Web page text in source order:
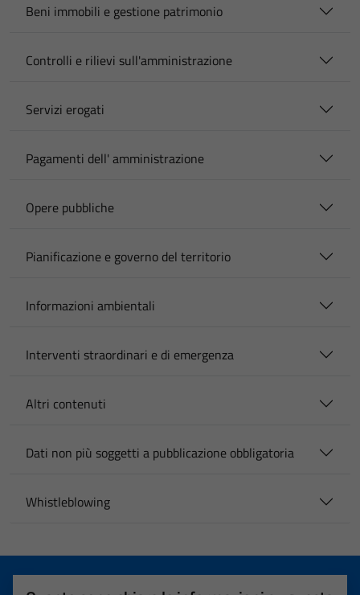
Beni immobili e gestione patrimonio
Controlli e rilievi sull'amministrazione
Servizi erogati
Pagamenti dell' amministrazione
Opere pubbliche
Pianificazione e governo del territorio
Informazioni ambientali
Interventi straordinari e di emergenza
Altri contenuti
Dati non più soggetti a pubblicazione obbligatoria
Whistleblowing